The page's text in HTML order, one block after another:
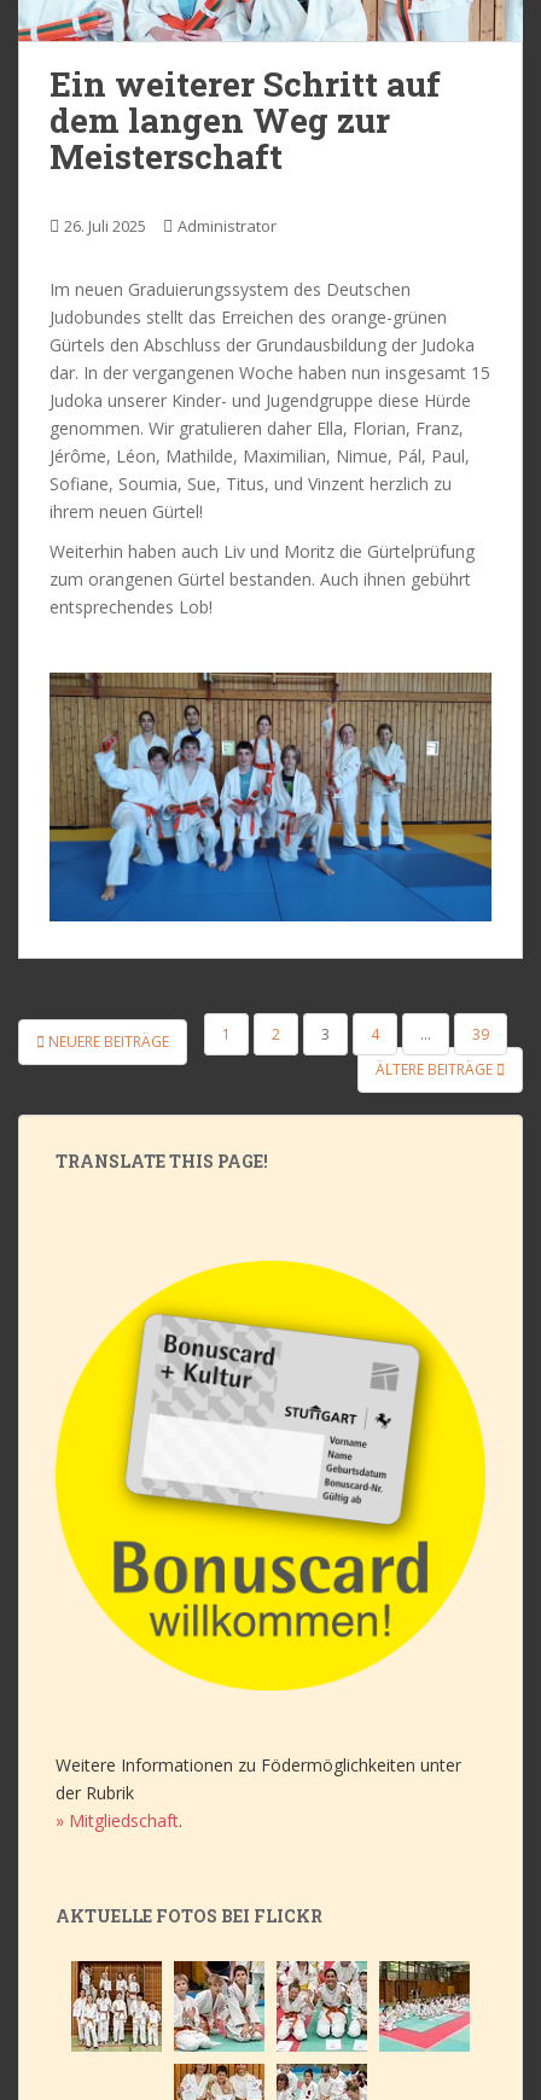
Ein weiterer Schritt auf
dem langen Weg zur
Meisterschaft
26. Juli 2025 Administrator
Im neuen Graduierungssystem des Deutschen
Judobundes stellt das Erreichen des orange-grünen
Gürtels den Abschluss der Grundausbildung der Judoka
dar. In der vergangenen Woche haben nun insgesamt 15
Judoka unserer Kinder- und Jugendgruppe diese Hürde
genommen. Wir gratulieren daher Ella, Florian, Franz,
Jérôme, Léon, Mathilde, Maximilian, Nimue, Pál, Paul,
Sofiane, Soumia, Sue, Titus, und Vinzent herzlich zu
ihrem neuen Gürtel!
Weiterhin haben auch Liv und Moritz die Gürtelprüfung
zum orangenen Gürtel bestanden. Auch ihnen gebührt
entsprechendes Lob!
SEITENNUMMERIERUNG
DER
NEUERE BEITRÄGE 1 2 3 4 …
39
ÄLTERE BEITRÄGE
TRANSLATE THIS PAGE!
Weitere Informationen zu Födermöglichkeiten unter
der Rubrik
» Mitgliedschaft.
AKTUELLE FOTOS BEI FLICKR